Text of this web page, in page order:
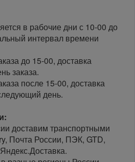
в рабочие дни с 10-00 до
интервал времени
до 15-00, доставка
заказа.
после 15-00, доставка
день.
доставим транспортными
Почта России, ПЭК, GTD,